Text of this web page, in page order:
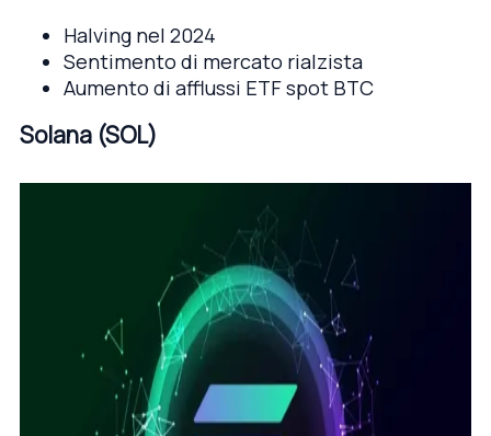
Halving nel 2024
Sentimento di mercato rialzista
Aumento di afflussi ETF spot BTC
Solana (SOL)